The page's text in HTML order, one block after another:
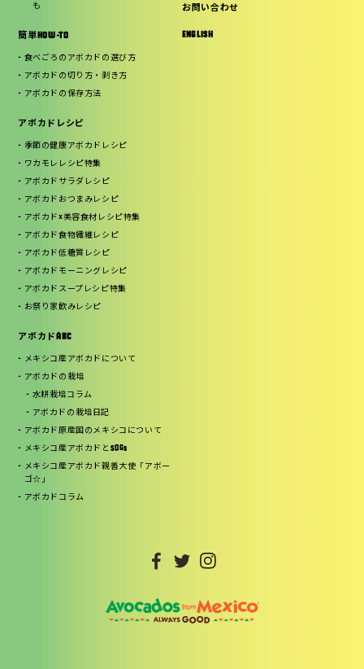
も
簡単HOW-TO
食べごろのアボカドの選び方
アボカドの切り方・剥き方
アボカドの保存方法
アボカドレシピ
季節の健康アボカドレシピ
ワカモレレシピ特集
アボカドサラダレシピ
アボカドおつまみレシピ
アボカド×美容食材レシピ特集
アボカド食物繊維レシピ
アボカド低糖質レシピ
アボカドモーニングレシピ
アボカドスープレシピ特集
お祭り家飲みレシピ
アボカドABC
メキシコ産アボカドについて
アボカドの栽培
水耕栽培コラム
アボカドの栽培日記
アボカド原産国のメキシコについて
メキシコ産アボカドとSDGs
メキシコ産アボカド親善大使「アボー
ゴ☆」
アボカドコラム
お問い合わせ
ENGLISH